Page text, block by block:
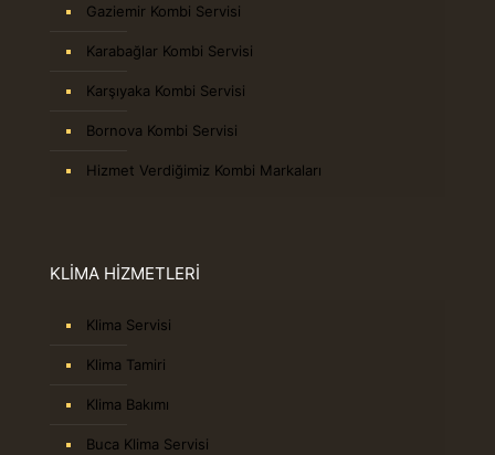
Gaziemir Kombi Servisi
Karabağlar Kombi Servisi
Karşıyaka Kombi Servisi
Bornova Kombi Servisi
Hizmet Verdiğimiz Kombi Markaları
KLİMA HİZMETLERİ
Klima Servisi
Klima Tamiri
Klima Bakımı
Buca Klima Servisi